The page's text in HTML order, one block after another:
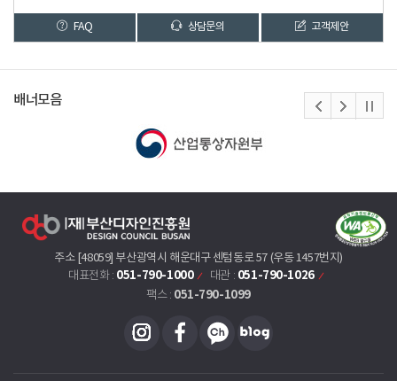
FAQ 상담문의 고객제안
배너모음
주소 [48059] 부산광역시 해운대구 센텀동로 57 (우동 1457번지)
대표전화 : 051-790-1000 대관 : 051-790-1026
팩스 : 051-790-1099